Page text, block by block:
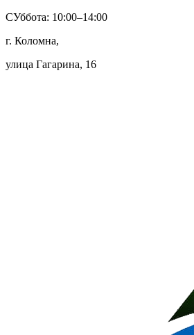
СУббота: 10:00–14:00
г. Коломна,
улица Гагарина, 16